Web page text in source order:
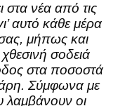
στα νέα από τις
αυτό κάθε μέρα
μήπως και
σοδειά
στα ποσοστά
Σύμφωνα με
λαμβάνουν οι